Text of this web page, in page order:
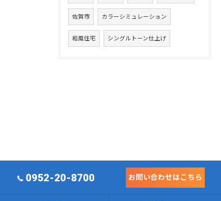
佐賀市 カラーシミュレーション
和風住宅 シングルトーン仕上げ
0952-20-8700 お問い合わせはこちら